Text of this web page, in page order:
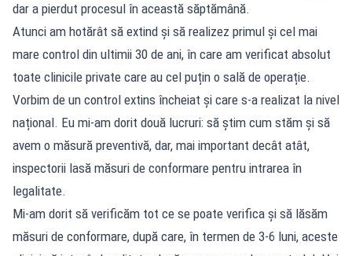
dar a pierdut procesul în această săptămână.
Atunci am hotărât să extind și să realizez primul și cel mai
mare control din ultimii 30 de ani, în care am verificat absolut
toate clinicile private care au cel puțin o sală de operație.
Vorbim de un control extins încheiat și care s-a realizat la nivel
național. Eu mi-am dorit două lucruri: să știm cum stăm și să
avem o măsură preventivă, dar, mai important decât atât,
inspectorii lasă măsuri de conformare pentru intrarea în
legalitate.
Mi-am dorit să verificăm tot ce se poate verifica și să lăsăm
măsuri de conformare, după care, în termen de 3-6 luni, aceste